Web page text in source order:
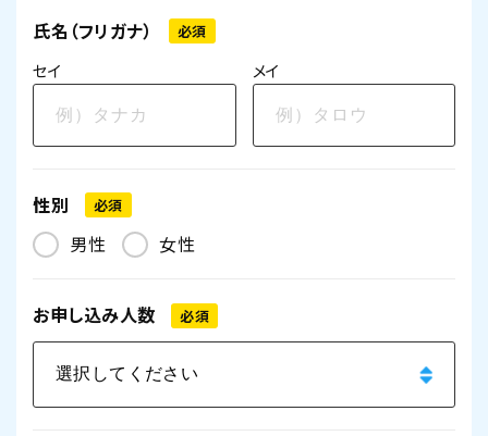
氏名（フリガナ） 必須
セイ メイ
性別 必須
男性 女性
お申し込み人数 必須